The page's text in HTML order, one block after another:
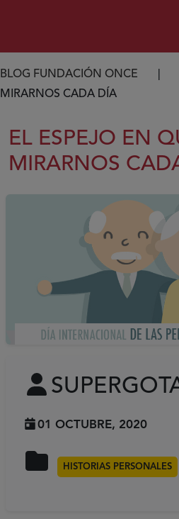
Ruta de
BLOG FUNDACIÓN ONCE
MIRARNOS CADA DÍA
EL ESPEJO EN
MIRARNOS
01 OCTUBRE, 2020
HISTORIAS PERSONALES